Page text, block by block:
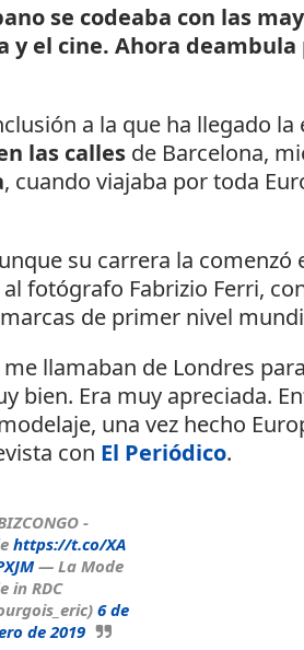
se codeaba con las
el cine. Ahora deambula
a la que ha llegado la
las calles de Barcelona,
, cuando viajaba por toda
su carrera la comenzó
fotógrafo Fabrizio Ferri,
de primer nivel
llamaban de Londres
bien. Era muy apreciada.
una vez hecho
con El Periódico.
-
https://t.co/XA
— La Mode
in RDC
6 de
de 2019